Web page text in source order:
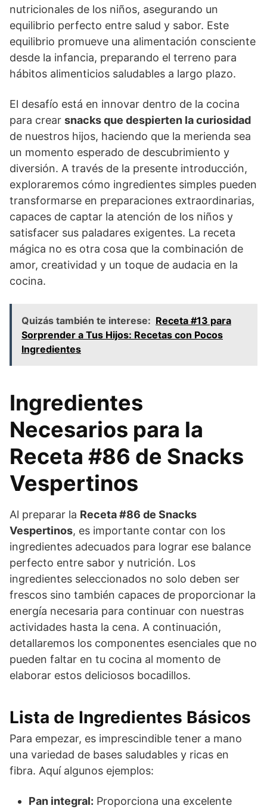
nutricionales de los niños, asegurando un
equilibrio perfecto entre salud y sabor. Este
equilibrio promueve una alimentación consciente
desde la infancia, preparando el terreno para
hábitos alimenticios saludables a largo plazo.
El desafío está en innovar dentro de la cocina
para crear snacks que despierten la curiosidad
de nuestros hijos, haciendo que la merienda sea
un momento esperado de descubrimiento y
diversión. A través de la presente introducción,
exploraremos cómo ingredientes simples pueden
transformarse en preparaciones extraordinarias,
capaces de captar la atención de los niños y
satisfacer sus paladares exigentes. La receta
mágica no es otra cosa que la combinación de
amor, creatividad y un toque de audacia en la
cocina.
Quizás también te interese: Receta #13 para
Sorprender a Tus Hijos: Recetas con Pocos
Ingredientes
Ingredientes
Necesarios para la
Receta #86 de Snacks
Vespertinos
Al preparar la Receta #86 de Snacks
Vespertinos, es importante contar con los
ingredientes adecuados para lograr ese balance
perfecto entre sabor y nutrición. Los
ingredientes seleccionados no solo deben ser
frescos sino también capaces de proporcionar la
energía necesaria para continuar con nuestras
actividades hasta la cena. A continuación,
detallaremos los componentes esenciales que no
pueden faltar en tu cocina al momento de
elaborar estos deliciosos bocadillos.
Lista de Ingredientes Básicos
Para empezar, es imprescindible tener a mano
una variedad de bases saludables y ricas en
fibra. Aquí algunos ejemplos:
Pan integral: Proporciona una excelente